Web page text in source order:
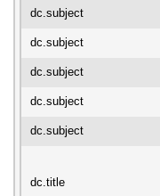
dc.subject
dc.subject
dc.subject
dc.subject
dc.subject
dc.title